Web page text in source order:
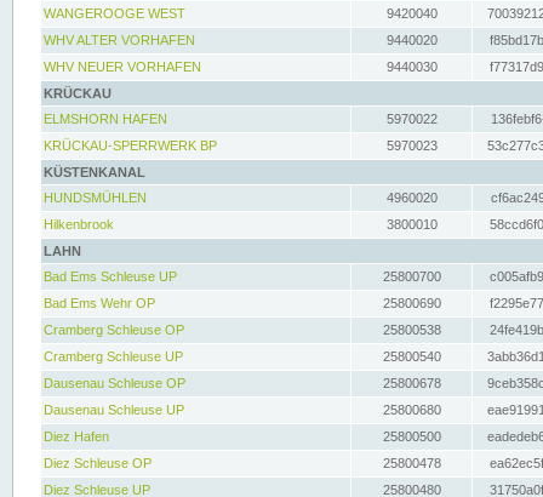
WANGEROOGE WEST
9420040
WHV ALTER VORHAFEN
9440020
WHV NEUER VORHAFEN
9440030
KRÜCKAU
ELMSHORN HAFEN
5970022
KRÜCKAU-SPERRWERK BP
5970023
KÜSTENKANAL
HUNDSMÜHLEN
4960020
Hilkenbrook
3800010
LAHN
Bad Ems Schleuse UP
25800700
Bad Ems Wehr OP
25800690
Cramberg Schleuse OP
25800538
Cramberg Schleuse UP
25800540
Dausenau Schleuse OP
25800678
Dausenau Schleuse UP
25800680
Diez Hafen
25800500
Diez Schleuse OP
25800478
Diez Schleuse UP
25800480